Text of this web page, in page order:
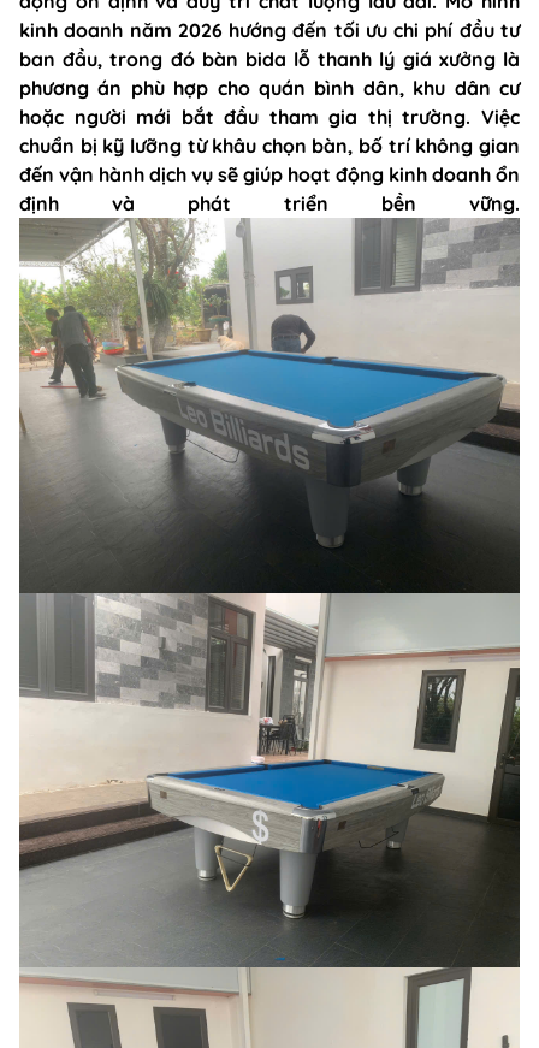
kinh doanh năm 2026 hướng đến tối ưu chi phí đầu tư
ban đầu, trong đó bàn bida lỗ thanh lý giá xưởng là
phương án phù hợp cho quán bình dân, khu dân cư
hoặc người mới bắt đầu tham gia thị trường. Việc
chuẩn bị kỹ lưỡng từ khâu chọn bàn, bố trí không gian
đến vận hành dịch vụ sẽ giúp hoạt động kinh doanh ổn
định và phát triển bền vững.